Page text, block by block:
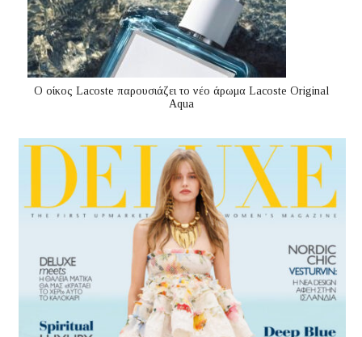
Ο οίκος Lacoste παρουσιάζει το νέο άρωμα Lacoste Original
Aqua